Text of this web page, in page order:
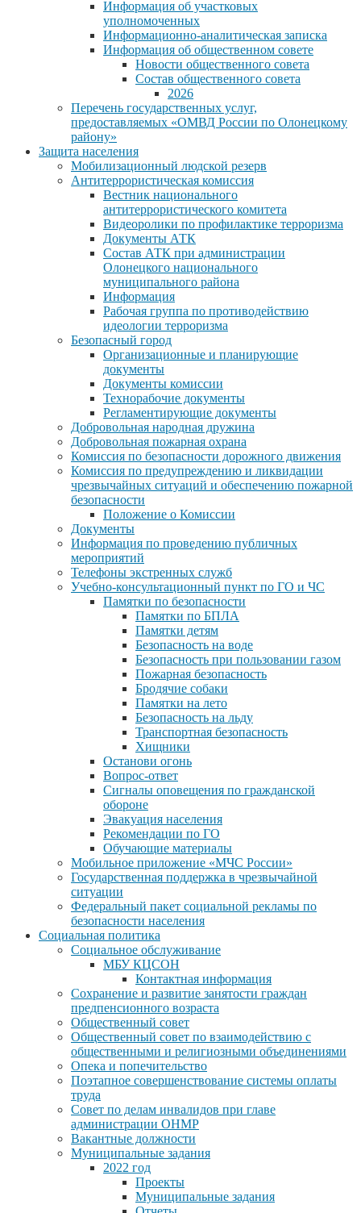
Информация об участковых
уполномоченных
Информационно-аналитическая записка
Информация об общественном совете
Новости общественного совета
Состав общественного совета
2026
Перечень государственных услуг,
предоставляемых «ОМВД России по Олонецкому
району»
Защита населения
Мобилизационный людской резерв
Антитеррористическая комиссия
Вестник национального
антитеррористического комитета
Видеоролики по профилактике терроризма
Документы АТК
Состав АТК при администрации
Олонецкого национального
муниципального района
Информация
Рабочая группа по противодействию
идеологии терроризма
Безопасный город
Организационные и планирующие
документы
Документы комиссии
Технорабочие документы
Регламентирующие документы
Добровольная народная дружина
Добровольная пожарная охрана
Комиссия по безопасности дорожного движения
Комиссия по предупреждению и ликвидации
чрезвычайных ситуаций и обеспечению пожарной
безопасности
Положение о Комиссии
Документы
Информация по проведению публичных
мероприятий
Телефоны экстренных служб
Учебно-консультационный пункт по ГО и ЧС
Памятки по безопасности
Памятки по БПЛА
Памятки детям
Безопасность на воде
Безопасность при пользовании газом
Пожарная безопасность
Бродячие собаки
Памятки на лето
Безопасность на льду
Транспортная безопасность
Хищники
Останови огонь
Вопрос-ответ
Сигналы оповещения по гражданской
обороне
Эвакуация населения
Рекомендации по ГО
Обучающие материалы
Мобильное приложение «МЧС России»
Государственная поддержка в чрезвычайной
ситуации
Федеральный пакет социальной рекламы по
безопасности населения
Социальная политика
Социальное обслуживание
МБУ КЦСОН
Контактная информация
Сохранение и развитие занятости граждан
предпенсионного возраста
Общественный совет
Общественный совет по взаимодействию с
общественными и религиозными объединениями
Опека и попечительство
Поэтапное совершенствование системы оплаты
труда
Совет по делам инвалидов при главе
администрации ОНМР
Вакантные должности
Муниципальные задания
2022 год
Проекты
Муниципальные задания